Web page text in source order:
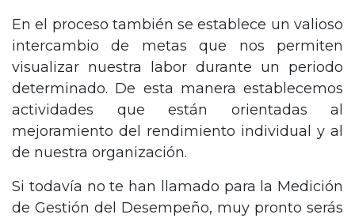
En el proceso también se establece un valioso
intercambio de metas que nos permiten
visualizar nuestra labor durante un periodo
determinado. De esta manera establecemos
actividades que están orientadas al
mejoramiento del rendimiento individual y al
de nuestra organización.
Si todavía no te han llamado para la Medición
de Gestión del Desempeño, muy pronto serás